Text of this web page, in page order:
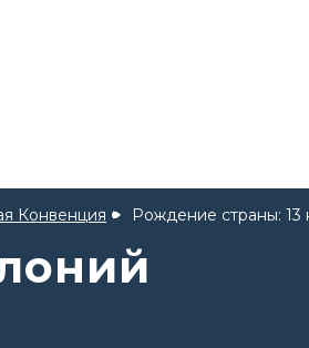
Конвенция Рождение страны: 13